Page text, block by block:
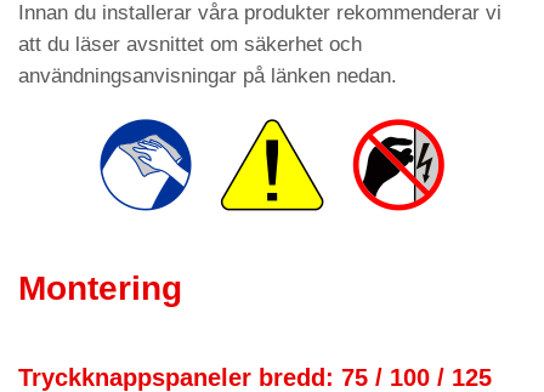
Innan du installerar våra produkter rekommenderar vi
att du läser avsnittet om säkerhet och
användningsanvisningar på länken nedan.
Montering
Tryckknappspaneler bredd: 75 / 100 / 125